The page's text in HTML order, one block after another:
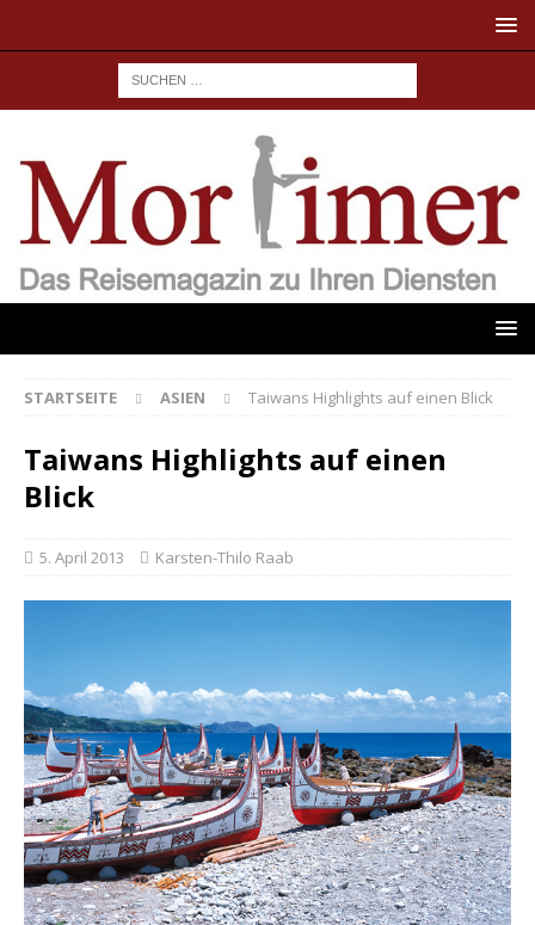
STARTSEITE ASIEN Taiwans Highlights auf einen Blick
Taiwans Highlights auf einen
Blick
5. April 2013 Karsten-Thilo Raab